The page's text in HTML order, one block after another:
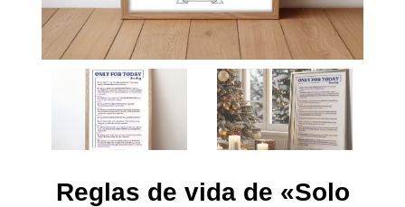
Reglas de vida de «Solo